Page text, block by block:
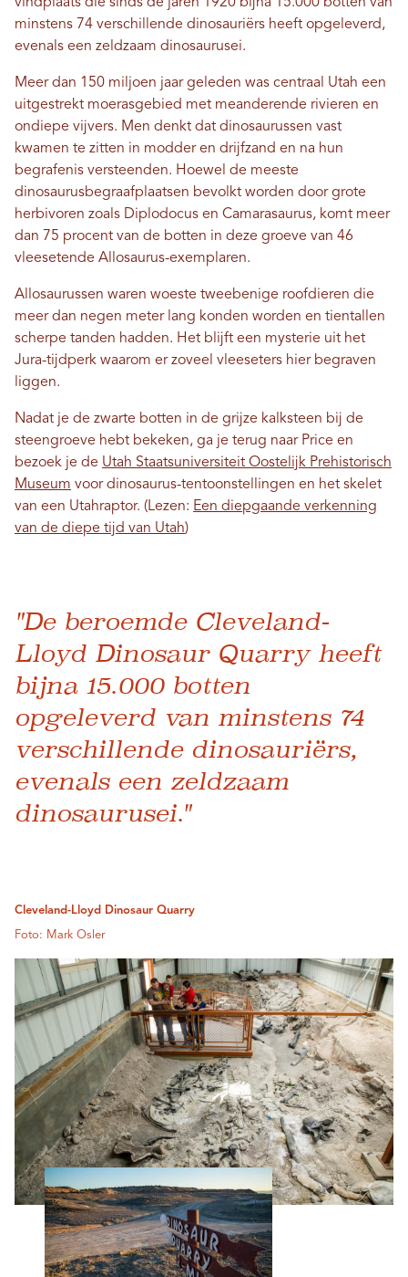
minstens 74 verschillende dinosauriërs heeft opgeleverd,
evenals een zeldzaam dinosaurusei.
Meer dan 150 miljoen jaar geleden was centraal Utah een
uitgestrekt moerasgebied met meanderende rivieren en
ondiepe vijvers. Men denkt dat dinosaurussen vast
kwamen te zitten in modder en drijfzand en na hun
begrafenis versteenden. Hoewel de meeste
dinosaurusbegraafplaatsen bevolkt worden door grote
herbivoren zoals Diplodocus en Camarasaurus, komt meer
dan 75 procent van de botten in deze groeve van 46
vleesetende Allosaurus-exemplaren.
Allosaurussen waren woeste tweebenige roofdieren die
meer dan negen meter lang konden worden en tientallen
scherpe tanden hadden. Het blijft een mysterie uit het
Jura-tijdperk waarom er zoveel vleeseters hier begraven
liggen.
Nadat je de zwarte botten in de grijze kalksteen bij de
steengroeve hebt bekeken, ga je terug naar Price en
bezoek je de Utah Staatsuniversiteit Oostelijk Prehistorisch
Museum voor dinosaurus-tentoonstellingen en het skelet
van een Utahraptor. (Lezen: Een diepgaande verkenning
van de diepe tijd van Utah)
"De beroemde Cleveland-
Lloyd Dinosaur Quarry heeft
bijna 15.000 botten
opgeleverd van minstens 74
verschillende dinosauriërs,
evenals een zeldzaam
dinosaurusei."
Cleveland-Lloyd Dinosaur Quarry
Foto: Mark Osler